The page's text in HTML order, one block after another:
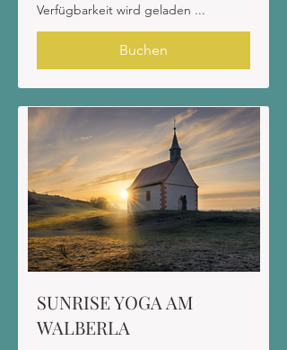
Verfügbarkeit wird geladen ...
Buchen
SUNRISE YOGA AM
WALBERLA